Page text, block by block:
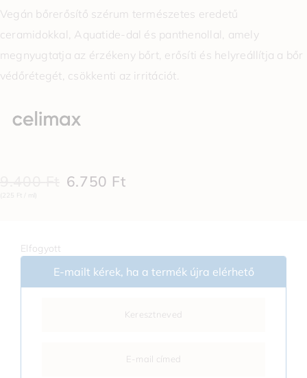
Vegán bőrerősítő szérum természetes eredetű
ceramidokkal, Aquatide-dal és panthenollal, amely
megnyugtatja az érzékeny bőrt, erősíti és helyreállítja a bőr
védőrétegét, csökkenti az irritációt.
6.750 Ft
(225 Ft / ml)
Elfogyott
E-mailt kérek, ha a termék újra elérhető